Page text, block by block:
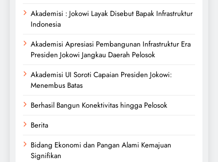
Akademisi : Jokowi Layak Disebut Bapak Infrastruktur
Indonesia
Akademisi Apresiasi Pembangunan Infrastruktur Era
Presiden Jokowi Jangkau Daerah Pelosok
Akademisi UI Soroti Capaian Presiden Jokowi:
Menembus Batas
Berhasil Bangun Konektivitas hingga Pelosok
Berita
Bidang Ekonomi dan Pangan Alami Kemajuan
Signifikan